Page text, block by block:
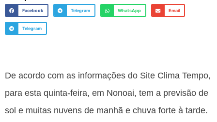
Facebook Telegram WhatsApp Email
Telegram
De acordo com as informações do Site Clima Tempo,
para esta quinta-feira, em Nonoai, tem a previsão de
sol e muitas nuvens de manhã e chuva forte à tarde.